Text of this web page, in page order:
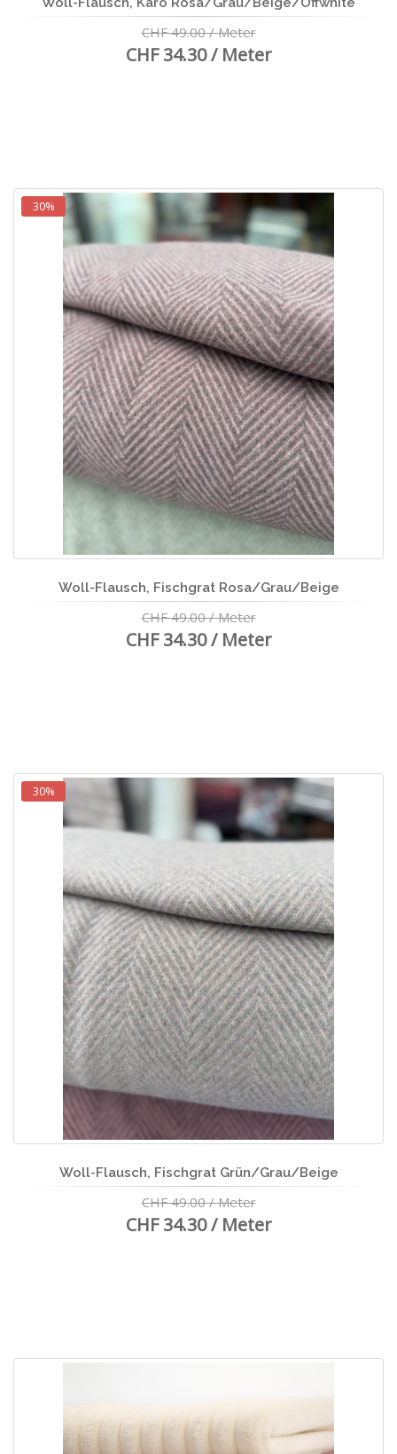
CHF 49.00 / Meter
CHF 34.30 / Meter
30%
Woll-Flausch, Fischgrat Rosa/Grau/Beige
CHF 49.00 / Meter
CHF 34.30 / Meter
30%
Woll-Flausch, Fischgrat Grün/Grau/Beige
CHF 49.00 / Meter
CHF 34.30 / Meter